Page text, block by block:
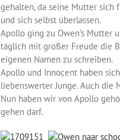
gehalten, da seine Mutter sich
und sich selbst überlassen.
Apollo ging zu Owen’s Mutter
täglich mit großer Freude die
eigenen Namen zu schreiben.
Apollo und Innocent haben
liebenswerter Junge. Auch die
Nun haben wir von Apollo
gehen darf.